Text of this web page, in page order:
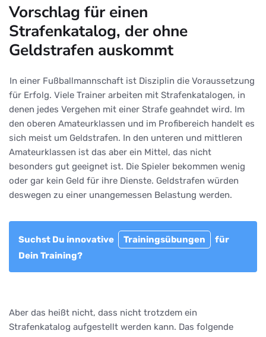
Vorschlag für einen
Strafenkatalog, der ohne
Geldstrafen auskommt
In einer Fußballmannschaft ist Disziplin die Voraussetzung
für Erfolg. Viele Trainer arbeiten mit Strafenkatalogen, in
denen jedes Vergehen mit einer Strafe geahndet wird. Im
den oberen Amateurklassen und im Profibereich handelt es
sich meist um Geldstrafen. In den unteren und mittleren
Amateurklassen ist das aber ein Mittel, das nicht
besonders gut geeignet ist. Die Spieler bekommen wenig
oder gar kein Geld für ihre Dienste. Geldstrafen würden
deswegen zu einer unangemessen Belastung werden.
Suchst Du innovative Trainingsübungen
für
Dein Training?
Aber das heißt nicht, dass nicht trotzdem ein
Strafenkatalog aufgestellt werden kann. Das folgende